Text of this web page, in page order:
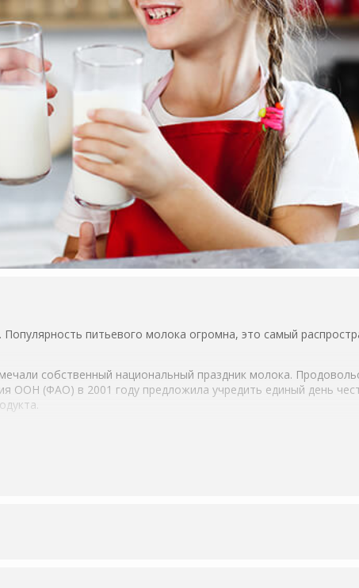
питьевого молока огромна, это самый
собственный национальный праздник молока.
ООН (ФАО) в 2001 году предложила учредить единый день